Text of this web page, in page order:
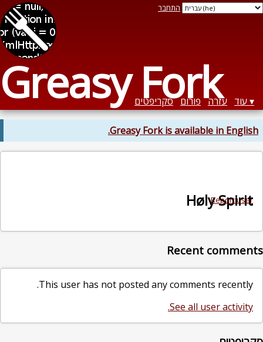
Greasy Fork
התחבר
סקריפטים פורום עזרה עוד
Greasy Fork is available in English.
Report user
Høly Spirit
Recent comments
This user has not posted any comments recently.
See all user activity.